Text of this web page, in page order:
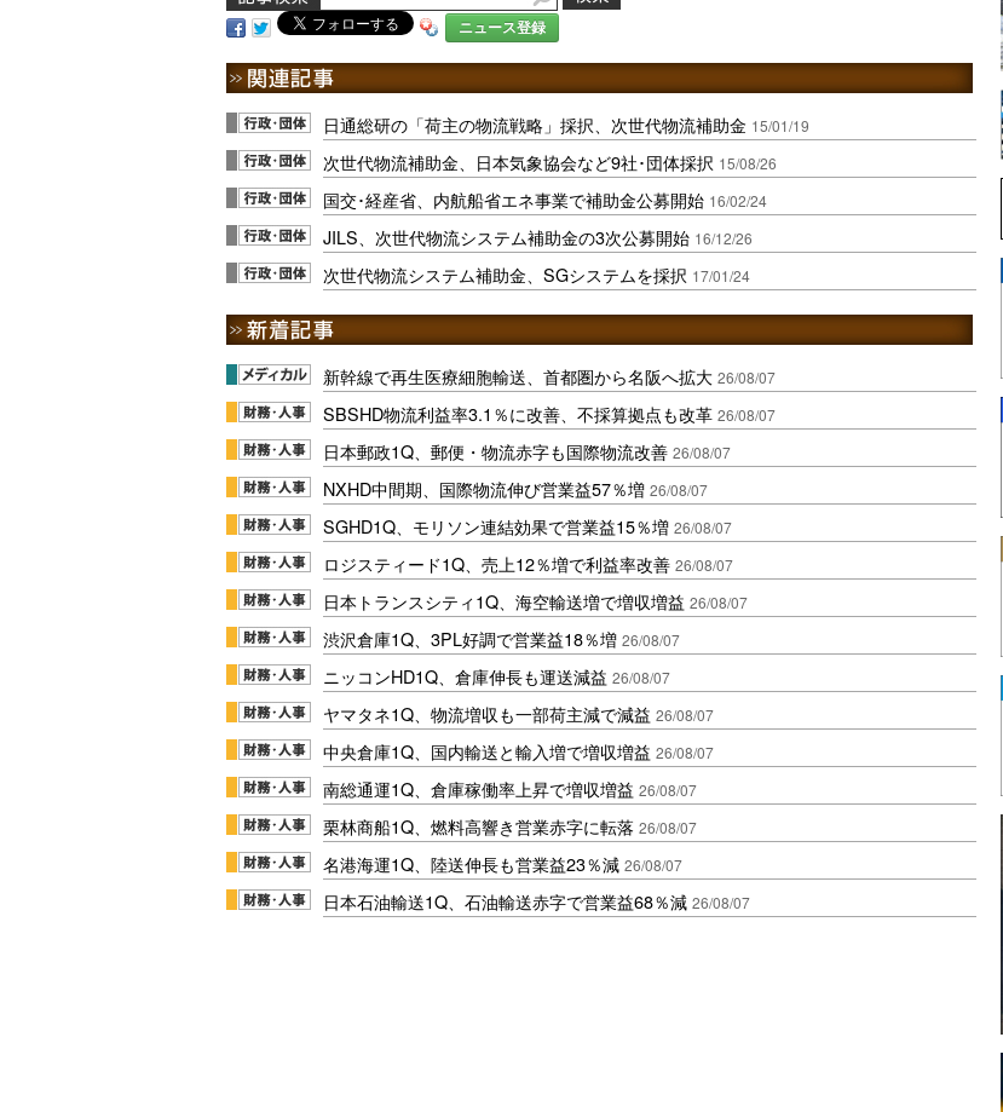
ニュース登録
日通総研の「荷主の物流戦略」採択、次世代物流補助金 15/01/19
次世代物流補助金、日本気象協会など9社･団体採択 15/08/26
国交･経産省、内航船省エネ事業で補助金公募開始 16/02/24
JILS、次世代物流システム補助金の3次公募開始 16/12/26
次世代物流システム補助金、SGシステムを採択 17/01/24
新幹線で再生医療細胞輸送、首都圏から名阪へ拡大 26/08/07
SBSHD物流利益率3.1％に改善、不採算拠点も改革 26/08/07
日本郵政1Q、郵便・物流赤字も国際物流改善 26/08/07
NXHD中間期、国際物流伸び営業益57％増 26/08/07
SGHD1Q、モリソン連結効果で営業益15％増 26/08/07
ロジスティード1Q、売上12％増で利益率改善 26/08/07
日本トランスシティ1Q、海空輸送増で増収増益 26/08/07
渋沢倉庫1Q、3PL好調で営業益18％増 26/08/07
ニッコンHD1Q、倉庫伸長も運送減益 26/08/07
ヤマタネ1Q、物流増収も一部荷主減で減益 26/08/07
中央倉庫1Q、国内輸送と輸入増で増収増益 26/08/07
南総通運1Q、倉庫稼働率上昇で増収増益 26/08/07
栗林商船1Q、燃料高響き営業赤字に転落 26/08/07
名港海運1Q、陸送伸長も営業益23％減 26/08/07
日本石油輸送1Q、石油輸送赤字で営業益68％減 26/08/07